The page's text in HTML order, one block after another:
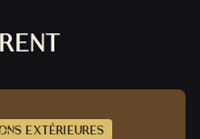
EXTÉRIEURES